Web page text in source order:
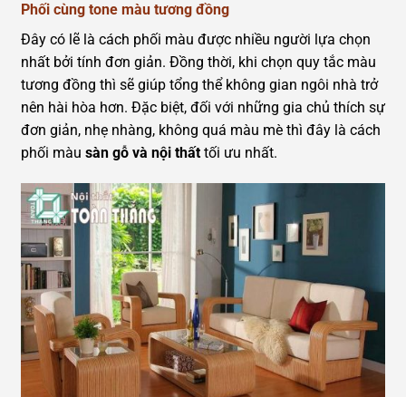
Phối cùng tone màu tương đồng
Đây có lẽ là cách phối màu được nhiều người lựa chọn
nhất bởi tính đơn giản. Đồng thời, khi chọn quy tắc màu
tương đồng thì sẽ giúp tổng thể không gian ngôi nhà trở
nên hài hòa hơn. Đặc biệt, đối với những gia chủ thích sự
đơn giản, nhẹ nhàng, không quá màu mè thì đây là cách
phối màu sàn gỗ và nội thất tối ưu nhất.